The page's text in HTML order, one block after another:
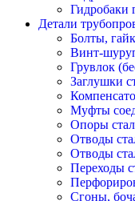
Гидробаки
Детали
Болты,
Винт-
Грувлок
Заглушки
Муфты
Опоры
Отводы
Отводы
Переходы
Сгоны,